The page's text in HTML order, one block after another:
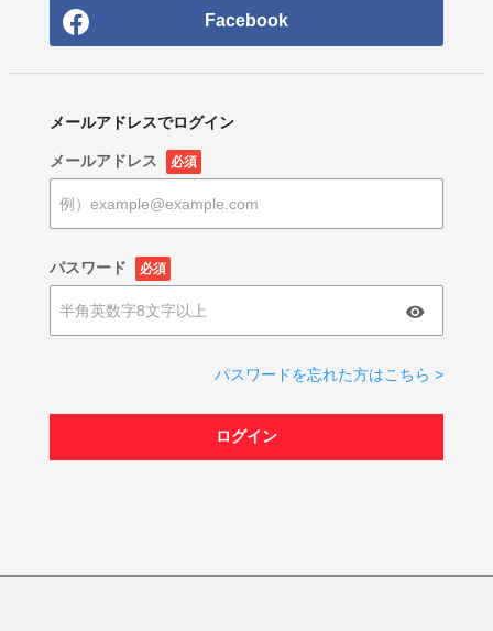
Facebook
メールアドレスでログイン
メールアドレス 必須
パスワード 必須
パスワードを忘れた方はこちら >
ログイン